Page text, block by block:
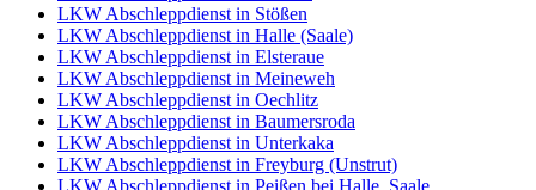
LKW Abschleppdienst in Stößen
LKW Abschleppdienst in Halle (Saale)
LKW Abschleppdienst in Elsteraue
LKW Abschleppdienst in Meineweh
LKW Abschleppdienst in Oechlitz
LKW Abschleppdienst in Baumersroda
LKW Abschleppdienst in Unterkaka
LKW Abschleppdienst in Freyburg (Unstrut)
LKW Abschleppdienst in Peißen bei Halle, Saale